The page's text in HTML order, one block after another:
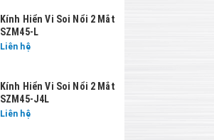
Kính Hiển Vi Soi Nổi 2 Mắt
SZM45-L
Liên hệ
Kính Hiển Vi Soi Nổi 2 Mắt
SZM45-J4L
Liên hệ